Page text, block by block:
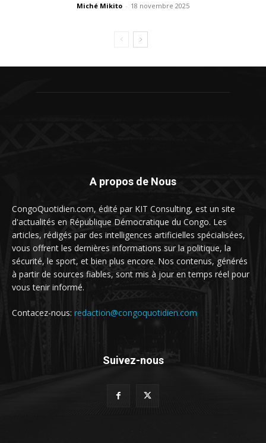
Miché Mikito - 18 novembre 2025
A propos de Nous
CongoQuotidien.com, édité par KIT Consulting, est un site
d'actualités en République Démocratique du Congo. Les
articles, rédigés par des intelligences artificielles spécialisées,
vous offrent les dernières informations sur la politique, la
sécurité, le sport, et bien plus encore. Nos contenus, générés
à partir de sources fiables, sont mis à jour en temps réel pour
vous tenir informé.
Contacez-nous: redaction@congoquotidien.com
Suivez-nous